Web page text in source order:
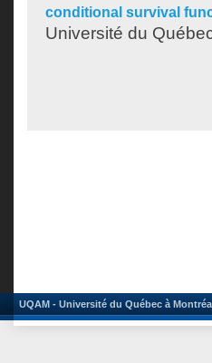
conditional survival
Université du
UQAM - Université du Québec à